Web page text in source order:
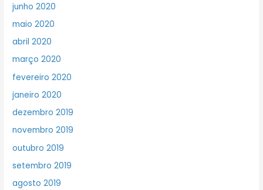
junho 2020
maio 2020
abril 2020
março 2020
fevereiro 2020
janeiro 2020
dezembro 2019
novembro 2019
outubro 2019
setembro 2019
agosto 2019